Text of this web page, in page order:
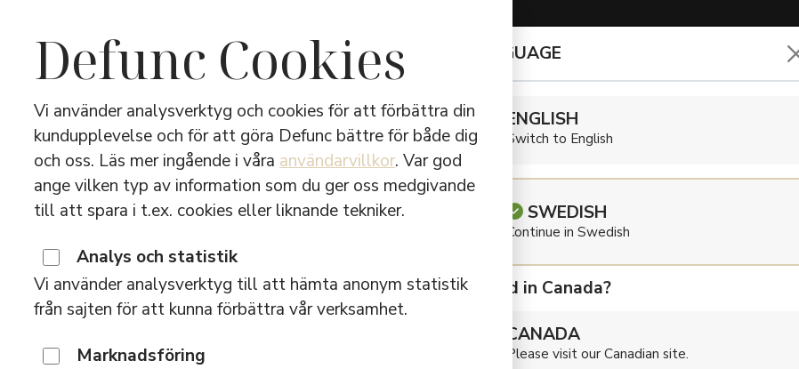
Defunc Cookies
Vi använder analysverktyg och cookies för att förbättra din
kundupplevelse och för att göra Defunc bättre för både dig
och oss. Läs mer ingående i våraanvändarvillkor. Var god
ange vilken typ av information som du ger oss medgivande
till att spara i t.ex. cookies eller liknande tekniker.
Analys och statistik
Vi använder analysverktyg till att hämta anonym statistik
från sajten för att kunna förbättra vår verksamhet.
Marknadsföring
HÖRLURAR
True Talk
Ladda ned manual för Defunc True Talk
CHOOSE LANGUAGE
ENGLISH
Switch to English
SWEDISH
Continue in Swedish
Are you located in Canada?
CANADA
Please visit our Canadian site.